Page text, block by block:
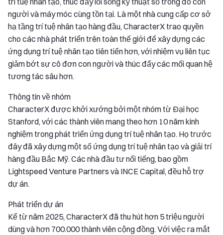
người và máy móc cùng tồn tại. Là một nhà cung cấp cơ sở
hạ tầng trí tuệ nhân tạo hàng đầu, CharacterX trao quyền
cho các nhà phát triển trên toàn thế giới để xây dựng các
ứng dụng trí tuệ nhân tạo tiên tiến hơn, với nhiệm vụ liên tục
giảm bớt sự cô đơn con người và thúc đẩy các mối quan hệ
tương tác sâu hơn.
Thông tin về nhóm
CharacterX được khởi xướng bởi một nhóm từ Đại học
Stanford, với các thành viên mang theo hơn 10 năm kinh
nghiệm trong phát triển ứng dụng trí tuệ nhân tạo. Họ trước
đây đã xây dựng một số ứng dụng trí tuệ nhân tạo và giải trí
hàng đầu Bắc Mỹ. Các nhà đầu tư nổi tiếng, bao gồm
Lightspeed Venture Partners và INCE Capital, đều hỗ trợ
dự án.
Phát triển dự án
Kể từ năm 2025, CharacterX đã thu hút hơn 5 triệu người
dùng và hơn 700.000 thành viên cộng đồng. Với việc ra mắt